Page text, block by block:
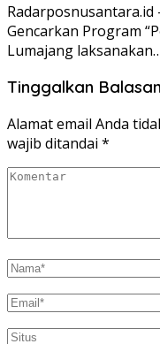
Radarposnusantara.id
Gencarkan Program
Lumajang
Tinggalkan Balasan
Alamat email Anda
wajib ditandai *